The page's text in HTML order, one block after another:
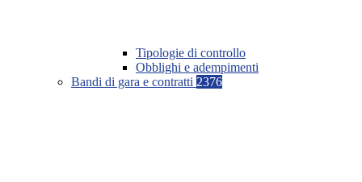
Tipologie di controllo
Obblighi e adempimenti
Bandi di gara e contratti 2376